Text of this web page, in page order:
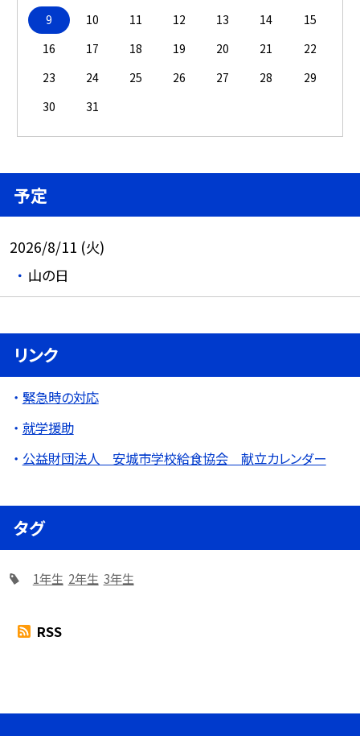
9
10 11 12 13 14
15
16
17 18 19 20 21
22
23
24 25 26 27 28
29
30
31
予定
2026/8/11 (火)
山の日
リンク
緊急時の対応
就学援助
公益財団法人 安城市学校給食協会 献立カレンダー
タグ
1年生 2年生 3年生
RSS